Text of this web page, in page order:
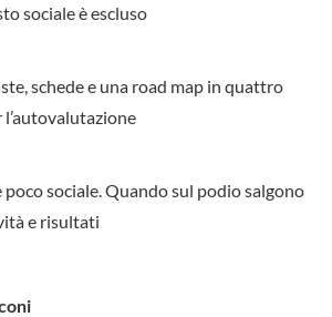
sociale è escluso
schede e una road map in quattro
sociale. Quando sul podio salgono
e risultati